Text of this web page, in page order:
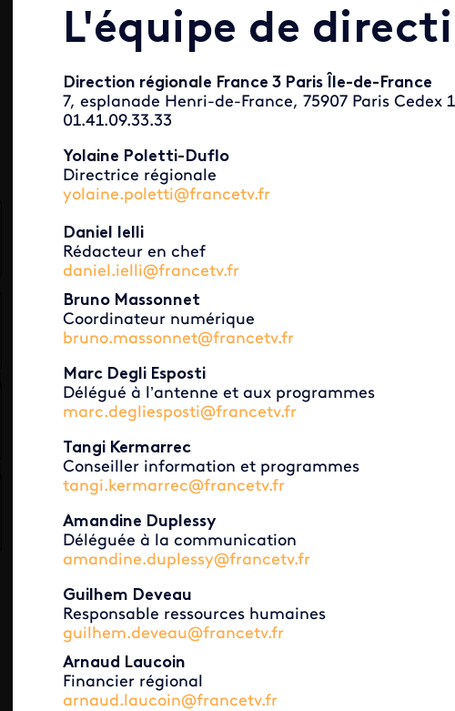
L'équipe de
Direction régionale France 3 Paris Île-de-France
7, esplanade Henri-de-France, 75907 Paris Cedex
01.41.09.33.33
Yolaine Poletti-Duflo
Directrice régionale
yolaine.poletti@francetv.fr
Daniel Ielli
Rédacteur en chef
daniel.ielli@francetv.fr
Bruno Massonnet
Coordinateur numérique
bruno.massonnet@francetv.fr
Marc Degli Esposti
Délégué à l’antenne et aux programmes
marc.degliesposti@francetv.fr
Tangi Kermarrec
Conseiller information et programmes
tangi.kermarrec@francetv.fr
Amandine Duplessy
Déléguée à la communication
amandine.duplessy@francetv.fr
Guilhem Deveau
Responsable ressources humaines
guilhem.deveau@francetv.fr
Arnaud Laucoin
Financier régional
arnaud.laucoin@francetv.fr